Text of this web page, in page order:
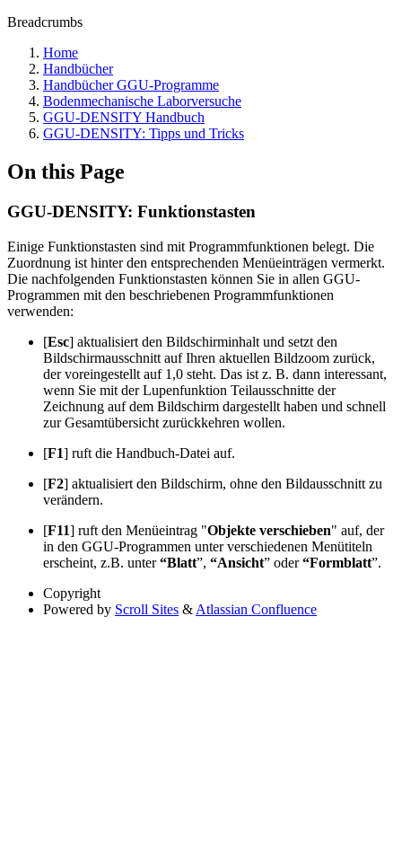
Breadcrumbs
Home
Handbücher
Handbücher GGU-Programme
Bodenmechanische Laborversuche
GGU-DENSITY Handbuch
GGU-DENSITY: Tipps und Tricks
On this Page
GGU-DENSITY: Funktionstasten
Einige Funktionstasten sind mit Programmfunktionen belegt. Die
Zuordnung ist hinter den entsprechenden Menüeinträgen vermerkt.
Die nachfolgenden Funktionstasten können Sie in allen GGU-
Programmen mit den beschriebenen Programmfunktionen
verwenden:
[Esc] aktualisiert den Bildschirminhalt und setzt den
Bildschirmausschnitt auf Ihren aktuellen Bildzoom zurück,
der voreingestellt auf 1,0 steht. Das ist z. B. dann interessant,
wenn Sie mit der Lupenfunktion Teilausschnitte der
Zeichnung auf dem Bildschirm dargestellt haben und schnell
zur Gesamtübersicht zurückkehren wollen.
[F1] ruft die Handbuch-Datei auf.
[F2] aktualisiert den Bildschirm, ohne den Bildausschnitt zu
verändern.
[F11] ruft den Menüeintrag "Objekte verschieben" auf, der
in den GGU-Programmen unter verschiedenen Menütiteln
erscheint, z.B. unter“Blatt”, “Ansicht” oder“Formblatt”.
Copyright
Powered by Scroll Sites & Atlassian Confluence